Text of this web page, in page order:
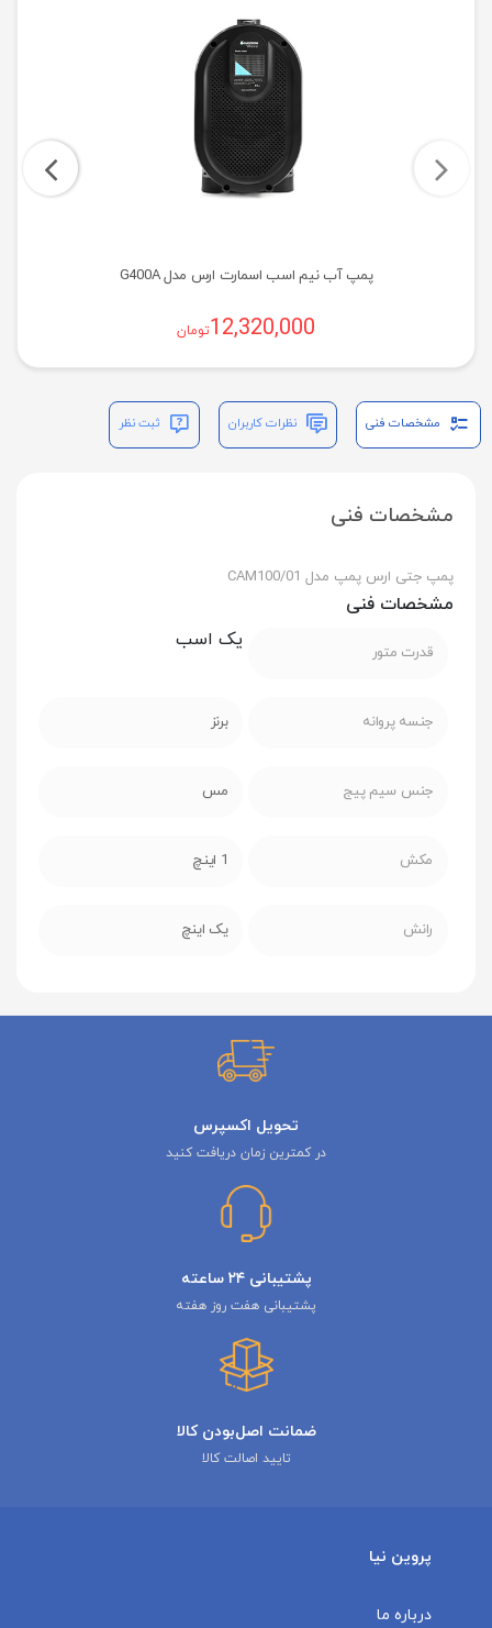
پمپ آب نیم اسب اسمارت ارس مدل G400A
12,320,000تومان
مشخصات فنی نظرات کاربران ثبت نظر
مشخصات فنی
پمپ جتی ارس پمپ مدل CAM100/01
مشخصات فنی
قدرت متور
یک اسب
جنسه پروانه برنز
جنس سیم پیج مس
مکش 1 اینچ
رانش یک اینچ
تحویل اکسپرس
در کمترین زمان دریافت کنید
پشتیبانی ۲۴ ساعته
پشتیبانی هفت روز هفته
ضمانت اصل‌بودن کالا
تایید اصالت کالا
پروین نیا
درباره ما